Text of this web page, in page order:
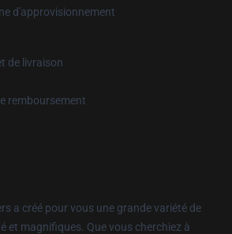
d'approvisionnement
de livraison
remboursement
a créé pour vous une grande variété de
et magnifiques. Que vous cherchiez à